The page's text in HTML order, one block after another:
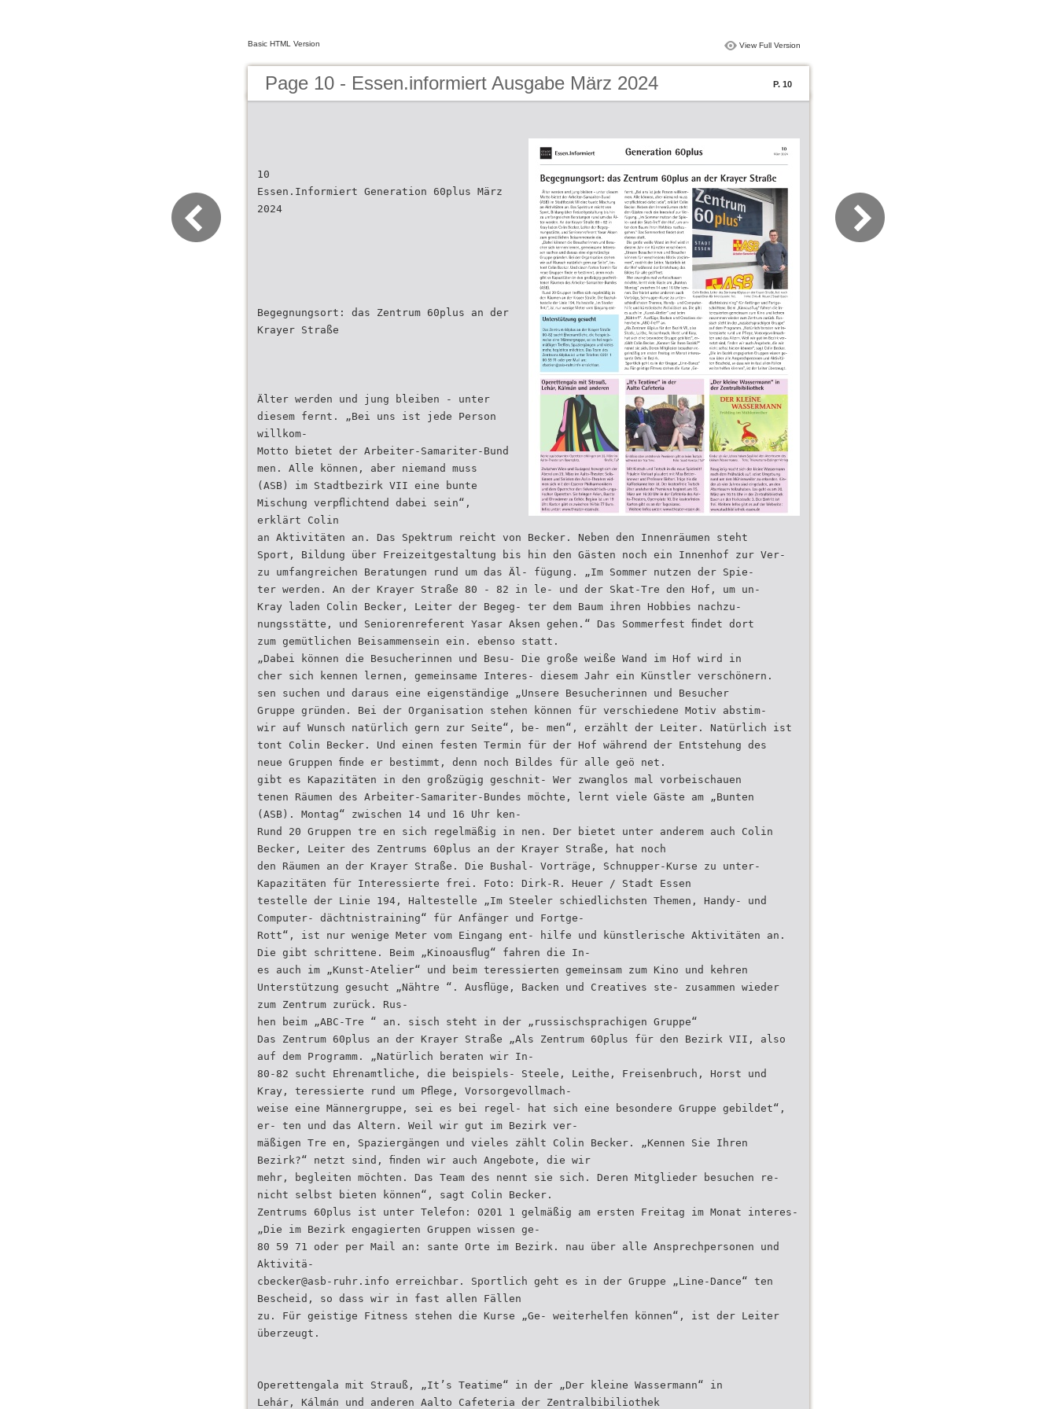
Basic HTML Version View Full Version
Page 10 - Essen.informiert Ausgabe März 2024 P. 10
10
Essen.Informiert Generation 60plus März
2024
Begegnungsort: das Zentrum 60plus an der
Krayer Straße
Älter werden und jung bleiben - unter
diesem fernt. „Bei uns ist jede Person
willkom-
Motto bietet der Arbeiter-Samariter-Bund
men. Alle können, aber niemand muss
(ASB) im Stadtbezirk VII eine bunte
Mischung verpﬂichtend dabei sein“,
erklärt Colin
an Aktivitäten an. Das Spektrum reicht von Becker. Neben den Innenräumen steht
Sport, Bildung über Freizeitgestaltung bis hin den Gästen noch ein Innenhof zur Ver-
zu umfangreichen Beratungen rund um das Äl- fügung. „Im Sommer nutzen der Spie-
ter werden. An der Krayer Straße 80 - 82 in le- und der Skat-Tre den Hof, um un-
Kray laden Colin Becker, Leiter der Begeg- ter dem Baum ihren Hobbies nachzu-
nungsstätte, und Seniorenreferent Yasar Aksen gehen.“ Das Sommerfest ﬁndet dort
zum gemütlichen Beisammensein ein. ebenso statt.
„Dabei können die Besucherinnen und Besu- Die große weiße Wand im Hof wird in
cher sich kennen lernen, gemeinsame Interes- diesem Jahr ein Künstler verschönern.
sen suchen und daraus eine eigenständige „Unsere Besucherinnen und Besucher
Gruppe gründen. Bei der Organisation stehen können für verschiedene Motiv abstim-
wir auf Wunsch natürlich gern zur Seite“, be- men“, erzählt der Leiter. Natürlich ist
tont Colin Becker. Und einen festen Termin für der Hof während der Entstehung des
neue Gruppen ﬁnde er bestimmt, denn noch Bildes für alle geö net.
gibt es Kapazitäten in den großzügig geschnit- Wer zwanglos mal vorbeischauen
tenen Räumen des Arbeiter-Samariter-Bundes möchte, lernt viele Gäste am „Bunten
(ASB). Montag“ zwischen 14 und 16 Uhr ken-
Rund 20 Gruppen tre en sich regelmäßig in nen. Der bietet unter anderem auch Colin
Becker, Leiter des Zentrums 60plus an der Krayer Straße, hat noch
den Räumen an der Krayer Straße. Die Bushal- Vorträge, Schnupper-Kurse zu unter-
Kapazitäten für Interessierte frei. Foto: Dirk-R. Heuer / Stadt Essen
testelle der Linie 194, Haltestelle „Im Steeler schiedlichsten Themen, Handy- und
Computer- dächtnistraining“ für Anfänger und Fortge-
Rott“, ist nur wenige Meter vom Eingang ent- hilfe und künstlerische Aktivitäten an.
Die gibt schrittene. Beim „Kinoausﬂug“ fahren die In-
es auch im „Kunst-Atelier“ und beim teressierten gemeinsam zum Kino und kehren
Unterstützung gesucht „Nähtre “. Ausﬂüge, Backen und Creatives ste- zusammen wieder
zum Zentrum zurück. Rus-
hen beim „ABC-Tre “ an. sisch steht in der „russischsprachigen Gruppe“
Das Zentrum 60plus an der Krayer Straße „Als Zentrum 60plus für den Bezirk VII, also
auf dem Programm. „Natürlich beraten wir In-
80-82 sucht Ehrenamtliche, die beispiels- Steele, Leithe, Freisenbruch, Horst und
Kray, teressierte rund um Pﬂege, Vorsorgevollmach-
weise eine Männergruppe, sei es bei regel- hat sich eine besondere Gruppe gebildet“,
er- ten und das Altern. Weil wir gut im Bezirk ver-
mäßigen Tre en, Spaziergängen und vieles zählt Colin Becker. „Kennen Sie Ihren
Bezirk?“ netzt sind, ﬁnden wir auch Angebote, die wir
mehr, begleiten möchten. Das Team des nennt sie sich. Deren Mitglieder besuchen re-
nicht selbst bieten können“, sagt Colin Becker.
Zentrums 60plus ist unter Telefon: 0201 1 gelmäßig am ersten Freitag im Monat interes-
„Die im Bezirk engagierten Gruppen wissen ge-
80 59 71 oder per Mail an: sante Orte im Bezirk. nau über alle Ansprechpersonen und
Aktivitä-
cbecker@asb-ruhr.info erreichbar. Sportlich geht es in der Gruppe „Line-Dance“ ten
Bescheid, so dass wir in fast allen Fällen
zu. Für geistige Fitness stehen die Kurse „Ge- weiterhelfen können“, ist der Leiter
überzeugt.
Operettengala mit Strauß, „It’s Teatime“ in der „Der kleine Wassermann“ in
Lehár, Kálmán und anderen Aalto Cafeteria der Zentralbibiliothek